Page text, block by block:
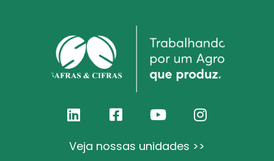
Veja nossas unidades >>